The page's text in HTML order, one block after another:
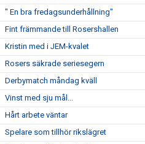
" En bra fredagsunderhållning"
Fint främmande till Rosershallen
Kristin med i JEM-kvalet
Rosers säkrade seriesegern
Derbymatch måndag kväll
Vinst med sju mål...
Hårt arbete väntar
Spelare som tillhör rikslägret